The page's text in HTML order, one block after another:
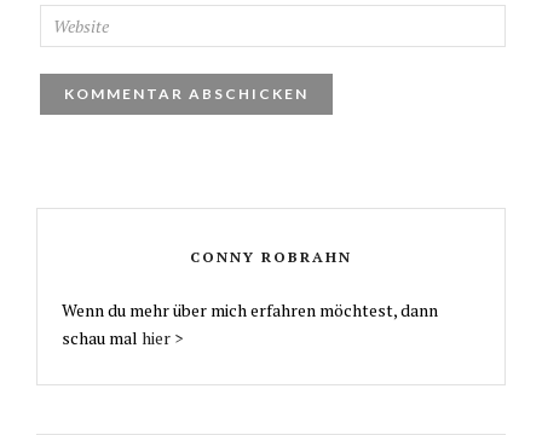
CONNY ROBRAHN
Wenn du mehr über mich erfahren möchtest, dann
schau mal hier >